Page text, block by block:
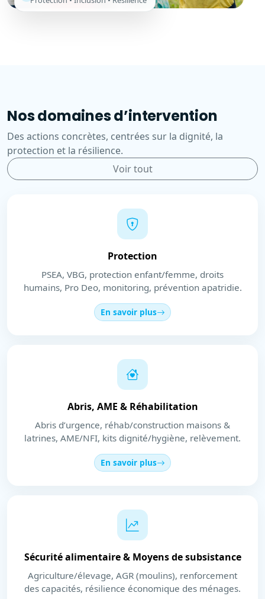
Nos domaines d’intervention
Des actions concrètes, centrées sur la dignité, la
protection et la résilience.
Voir tout
Protection
PSEA, VBG, protection enfant/femme, droits
humains, Pro Deo, monitoring, prévention apatridie.
En savoir plus
Abris, AME & Réhabilitation
Abris d’urgence, réhab/construction maisons &
latrines, AME/NFI, kits dignité/hygiène, relèvement.
En savoir plus
Sécurité alimentaire & Moyens de subsistance
Agriculture/élevage, AGR (moulins), renforcement
des capacités, résilience économique des ménages.